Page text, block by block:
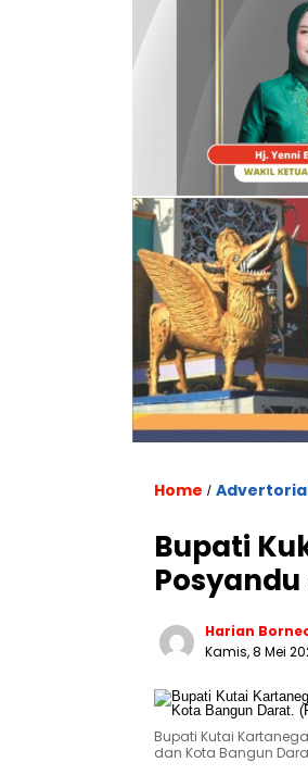
Home /
Bupati
Harian
Kamis, 8 Mei
Bupati Kutai
dan Kota Bangun